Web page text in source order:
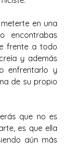
en una
encontrabas
frente a todo
y además
enfrentarlo y
de su propio
que no es
es que ella
aún más